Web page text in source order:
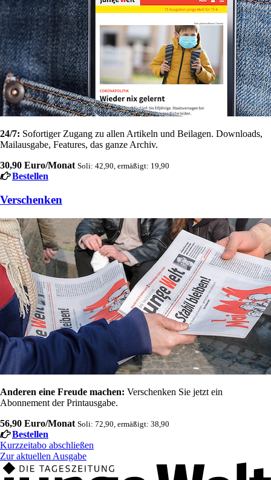
24/7: Sofortiger Zugang zu allen Artikeln und Beilagen. Downloads,
Mailausgabe, Features, das ganze Archiv.
30,90 Euro/Monat Soli: 42,90, ermäßigt: 19,90
Bestellen
Verschenken
Anderen eine Freude machen: Verschenken Sie jetzt ein
Abonnement der Printausgabe.
56,90 Euro/Monat Soli: 72,90, ermäßigt: 38,90
Bestellen
Kurzzeitabo abschließen
Zur aktuellen Ausgabe